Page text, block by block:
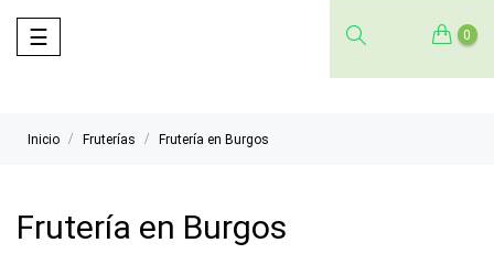
Navegación
de
☰ 0
Inicio Fruterías Frutería en Burgos
Frutería en Burgos